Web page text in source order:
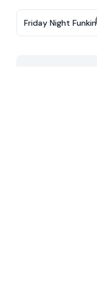
Friday Night Funkin